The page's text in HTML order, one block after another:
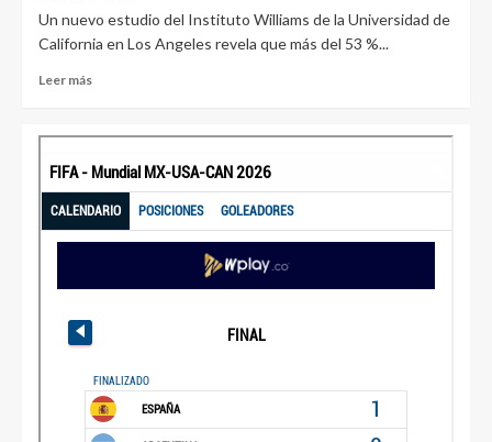
Un nuevo estudio del Instituto Williams de la Universidad de
California en Los Angeles revela que más del 53 %...
Leer más